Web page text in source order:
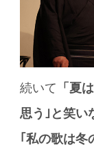
続いて 「夏
思う｣と笑い
｢私の歌は冬